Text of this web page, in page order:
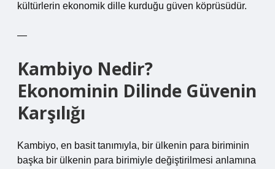
kültürlerin ekonomik dille kurduğu güven köprüsüdür.
—
Kambiyo Nedir?
Ekonominin Dilinde Güvenin
Karşılığı
Kambiyo, en basit tanımıyla, bir ülkenin para biriminin
başka bir ülkenin para birimiyle değiştirilmesi anlamına